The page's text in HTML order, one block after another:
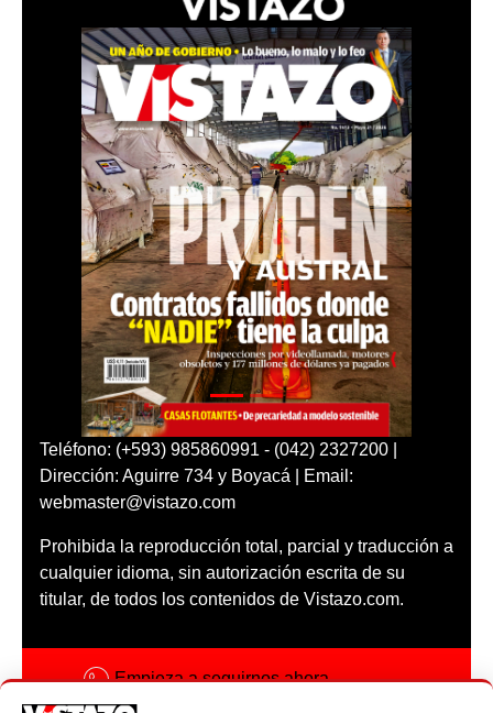
Teléfono: (+593) 985860991 - (042) 2327200 |
Dirección: Aguirre 734 y Boyacá | Email:
webmaster@vistazo.com
Prohibida la reproducción total, parcial y traducción a
cualquier idioma, sin autorización escrita de su
titular, de todos los contenidos de Vistazo.com.
Empieza a seguirnos ahora